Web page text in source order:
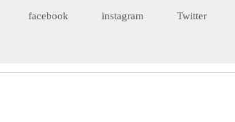
facebook instagram Twitter